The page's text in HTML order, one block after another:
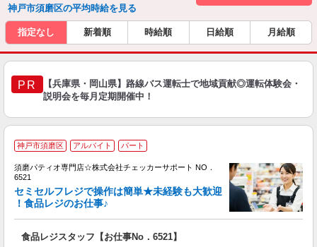
神戸市須磨区の平均時給を見る
指定なし 新着順 時給順 日給順 月給順
PR
【兵庫県・岡山県】路線バス運転士で地域貢献◎運転体験会・
説明会を毎月定期開催中！
神戸市須磨区 アルバイト パート
須磨パティオ専門店☆株式会社チェッカーサポート NO．
6521
セミセルフレジで操作は簡単★未経験も大歓迎
！食品レジのお仕事♪
食品レジスタッフ【お仕事No．6521】